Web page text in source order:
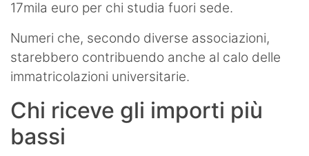
17mila euro per chi studia fuori sede.
Numeri che, secondo diverse associazioni,
starebbero contribuendo anche al calo delle
immatricolazioni universitarie.
Chi riceve gli importi più
bassi